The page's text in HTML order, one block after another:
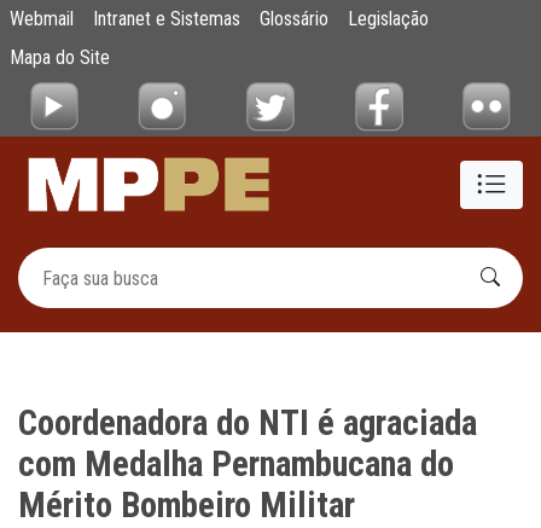
Pular para o Conteúdo principal
Coordenadora do NTI é agraciada com
Webmail Intranet e Sistemas Glossário
Legislação
Mapa do Site
Coordenadora do NTI é agraciada
com Medalha Pernambucana do
Mérito Bombeiro Militar